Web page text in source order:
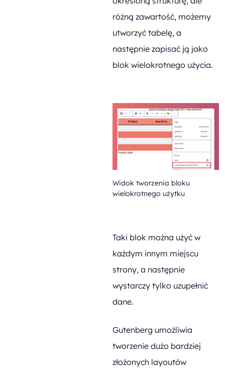
różną zawartość, możemy
utworzyć tabelę, a
następnie zapisać ją jako
blok wielokrotnego użycia.
Widok tworzenia bloku
wielokrotnego użytku
Taki blok można użyć w
każdym innym miejscu
strony, a następnie
wystarczy tylko uzupełnić
dane.
Gutenberg umożliwia
tworzenie dużo bardziej
złożonych layoutów